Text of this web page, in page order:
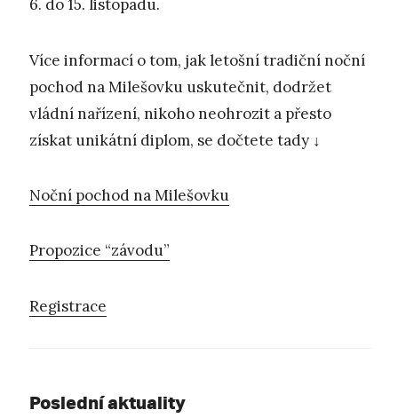
6. do 15. listopadu.
Více informací o tom, jak letošní tradiční noční
pochod na Milešovku uskutečnit, dodržet
vládní nařízení, nikoho neohrozit a přesto
získat unikátní diplom, se dočtete tady ↓
Noční pochod na Milešovku
Propozice “závodu”
Registrace
Poslední aktuality